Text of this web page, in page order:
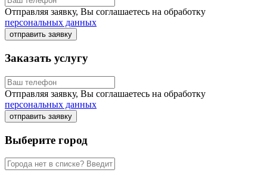
Отправляя заявку, Вы соглашаетесь на обработку
персональных данных
отправить заявку
Заказать услугу
Отправляя заявку, Вы соглашаетесь на обработку
персональных данных
отправить заявку
Выберите город